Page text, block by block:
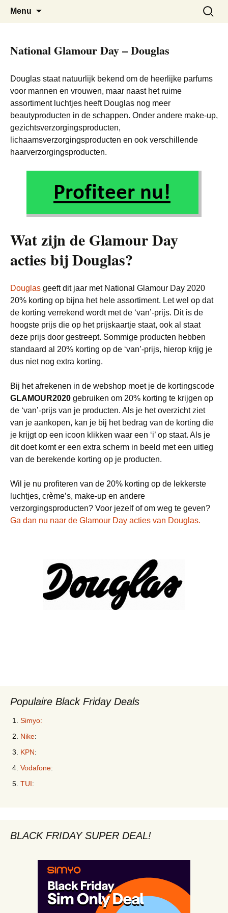
Black Friday Super SALE
De beste kortingen bij elkaar!
Menu
Zoeken
naar:
National Glamour Day – Douglas
Douglas staat natuurlijk bekend om de heerlijke parfums
voor mannen en vrouwen, maar naast het ruime
assortiment luchtjes heeft Douglas nog meer
beautyproducten in de schappen. Onder andere make-up,
gezichtsverzorgingsproducten,
lichaamsverzorgingsproducten en ook verschillende
haarverzorgingsproducten.
Wat zijn de Glamour Day
acties bij Douglas?
Douglas geeft dit jaar met National Glamour Day 2020
20% korting op bijna het hele assortiment. Let wel op dat
de korting verrekend wordt met de ‘van’-prijs. Dit is de
hoogste prijs die op het prijskaartje staat, ook al staat
deze prijs door gestreept. Sommige producten hebben
standaard al 20% korting op de ‘van’-prijs, hierop krijg je
dus niet nog extra korting.
Bij het afrekenen in de webshop moet je de kortingscode
GLAMOUR2020 gebruiken om 20% korting te krijgen op
de ‘van’-prijs van je producten. Als je het overzicht ziet
van je aankopen, kan je bij het bedrag van de korting die
je krijgt op een icoon klikken waar een ‘i’ op staat. Als je
dit doet komt er een extra scherm in beeld met een uitleg
van de berekende korting op je producten.
Wil je nu profiteren van de 20% korting op de lekkerste
luchtjes, crème’s, make-up en andere
verzorgingsproducten? Voor jezelf of om weg te geven?
Ga dan nu naar de Glamour Day acties van Douglas.
Populaire Black Friday Deals
Simyo:
Nike:
KPN:
Vodafone:
TUI:
BLACK FRIDAY SUPER DEAL!